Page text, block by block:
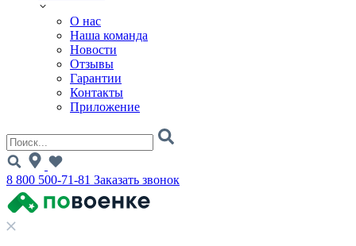
О нас
Наша команда
Новости
Отзывы
Гарантии
Контакты
Приложение
8 800 500-71-81 Заказать звонок